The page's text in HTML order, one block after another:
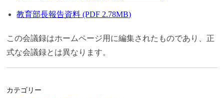
教育部長報告資料 (PDF 2.78MB)
この会議録はホームページ用に編集されたものであり、正
式な会議録とは異なります。
カテゴリー